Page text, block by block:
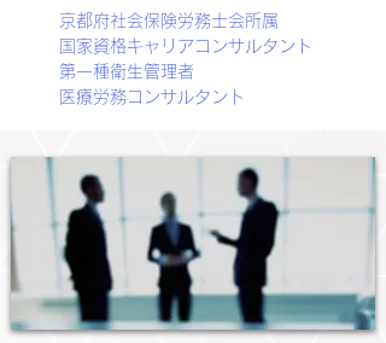
京都府社会保険労務士会所属
国家資格キャリアコンサルタント
第一種衛生管理者
医療労務コンサルタント